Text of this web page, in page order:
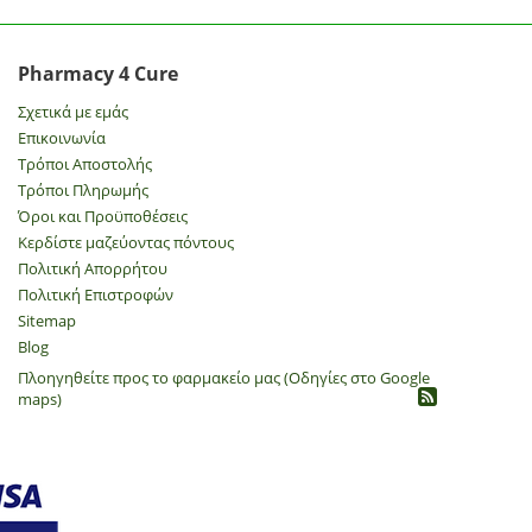
Pharmacy 4 Cure
Σχετικά με εμάς
Επικοινωνία
Τρόποι Αποστολής
Τρόποι Πληρωμής
Όροι και Προϋποθέσεις
Κερδίστε μαζεύοντας πόντους
Πολιτική Απορρήτου
​Πολιτική Επιστροφών
Sitemap
Blog
Πλοηγηθείτε προς το φαρμακείο μας (Οδηγίες στο Google
maps)